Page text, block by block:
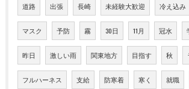
道路 出張 長崎 未経験大歓迎 冷え込み
マスク 予防 霧 30日 11月 冠水
昨日 激しい雨 関東地方 目指す 秋
フルハーネス 支給 防寒着 寒く 就職